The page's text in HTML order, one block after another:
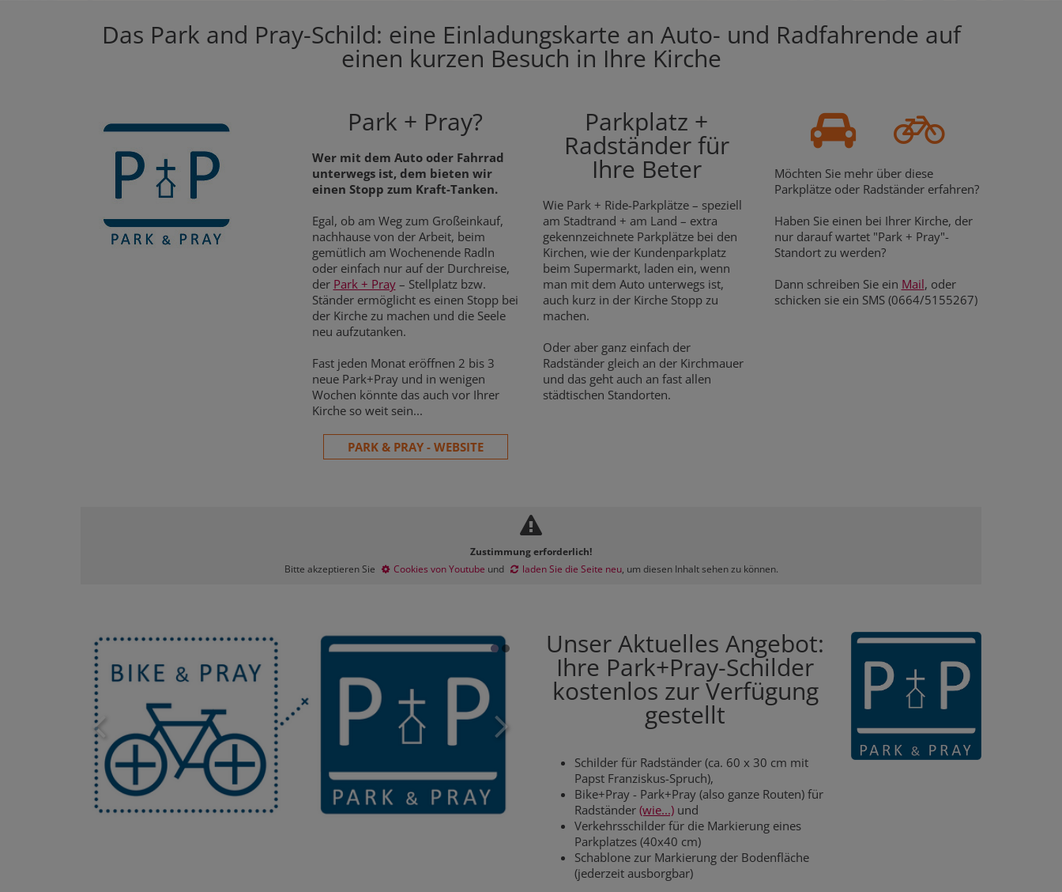
Das Park and Pray-Schild: eine Einladungskarte an Auto- und Radfahrende auf
einen kurzen Besuch in Ihre Kirche
Park + Pray?
Wer mit dem Auto oder Fahrrad
unterwegs ist, dem bieten wir
einen Stopp zum Kraft-Tanken.
Egal, ob am Weg zum Großeinkauf,
nachhause von der Arbeit, beim
gemütlich am Wochenende Radln
oder einfach nur auf der Durchreise,
der Park + Pray– Stellplatz bzw.
Ständer ermöglicht es einen Stopp bei
der Kirche zu machen und die Seele
neu aufzutanken.
Fast jeden Monat eröffnen 2 bis 3
neue Park+Pray und in wenigen
Wochen könnte das auch vor Ihrer
Kirche so weit sein...
PARK & PRAY - WEBSITE
Parkplatz +
Radständer für
Ihre Beter
Wie Park + Ride-Parkplätze – speziell
am Stadtrand + am Land – extra
gekennzeichnete Parkplätze bei den
Kirchen, wie der Kundenparkplatz
beim Supermarkt, laden ein, wenn
man mit dem Auto unterwegs ist,
auch kurz in der Kirche Stopp zu
machen.
Oder aber ganz einfach der
Radständer gleich an der Kirchmauer
und das geht auch an fast allen
städtischen Standorten.
Möchten Sie mehr über diese
Parkplätze oder Radständer erfahren?
Haben Sie einen bei Ihrer Kirche, der
nur darauf wartet "Park + Pray"-
Standort zu werden?
Dann schreiben Sie ein Mail, oder
schicken sie ein SMS (0664/5155267)
Zustimmung erforderlich!
Bitte akzeptieren Sie
Cookies von Youtube und laden Sie die Seite neu, um diesen Inhalt sehen zu können.
Unser Aktuelles Angebot:
Ihre Park+Pray-Schilder
kostenlos zur Verfügung
gestellt
Schilder für Radständer (ca. 60 x 30 cm mit
Papst Franziskus-Spruch),
Bike+Pray - Park+Pray (also ganze Routen) für
Radständer (wie...) und
Verkehrsschilder für die Markierung eines
Parkplatzes (40x40 cm)
Schablone zur Markierung der Bodenfläche
(jederzeit ausborgbar)